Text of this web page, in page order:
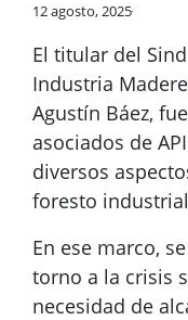
12 agosto, 2025
El titular del
Industria
Agustín Báez,
asociados de
diversos
foresto
En ese marco,
torno a la crisis
necesidad de